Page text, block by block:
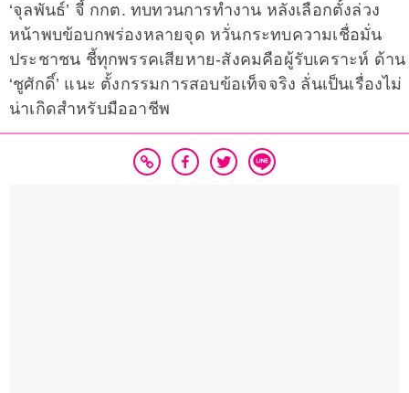
‘จุลพันธ์’ จี้ กกต. ทบทวนการทำงาน หลังเลือกตั้งล่วง
หน้าพบข้อบกพร่องหลายจุด หวั่นกระทบความเชื่อมั่น
ประชาชน ชี้ทุกพรรคเสียหาย-สังคมคือผู้รับเคราะห์ ด้าน
‘ชูศักดิ์’ แนะ ตั้งกรรมการสอบข้อเท็จจริง ลั่นเป็นเรื่องไม่
น่าเกิดสำหรับมืออาชีพ